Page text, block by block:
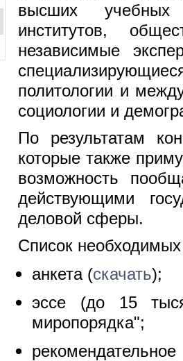
высших учебных
институтов,
независимые
политологии и
социологии и
По результатам
которые также
возможность
действующими
деловой сферы.
Список
анкета (скачать);
эссе (до 15
миропорядка";